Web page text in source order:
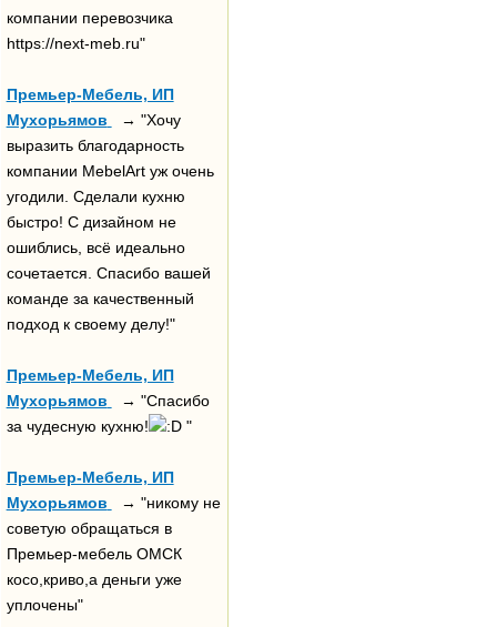
компании перевозчика
https://next-meb.ru"
Премьер-Мебель, ИП
Мухорьямов
→ "Хочу
выразить благодарность
компании MebelArt уж очень
угодили. Сделали кухню
быстро! С дизайном не
ошиблись, всё идеально
сочетается. Спасибо вашей
команде за качественный
подход к своему делу!"
Премьер-Мебель, ИП
Мухорьямов
→ "Спасибо
за чудесную кухню!
"
Премьер-Мебель, ИП
Мухорьямов
→ "никому не
советую обращаться в
Премьер-мебель ОМСК
косо,криво,а деньги уже
уплочены"